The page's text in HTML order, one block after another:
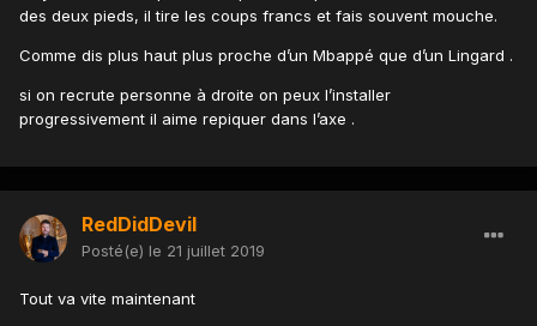
des deux pieds, il tire les coups francs et fais souvent mouche.
Comme dis plus haut plus proche d’un Mbappé que d’un Lingard .
si on recrute personne à droite on peux l’installer
progressivement il aime repiquer dans l’axe .
RedDidDevil
Posté(e) le 21 juillet 2019
Tout va vite maintenant